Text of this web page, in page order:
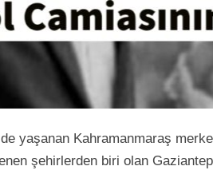
yaşanan Kahramanmaraş
şehirlerden biri olan